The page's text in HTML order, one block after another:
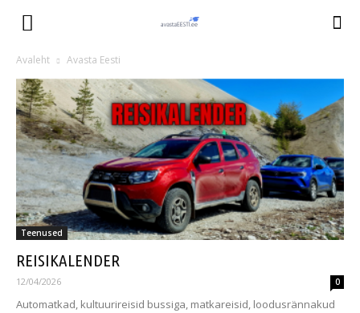
Avaleht Avasta Eesti
Teenused
REISIKALENDER
12/04/2026 0
Automatkad, kultuurireisid bussiga, matkareisid, loodusrännakud